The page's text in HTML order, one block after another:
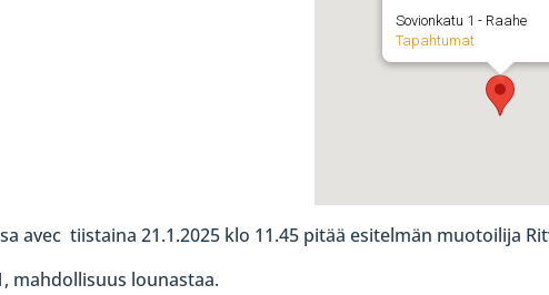
Sovionkatu 1 - Raahe
Tapahtumat
avec tiistaina 21.1.2025 klo 11.45 pitää esitelmän muotoilija
mahdollisuus lounastaa.